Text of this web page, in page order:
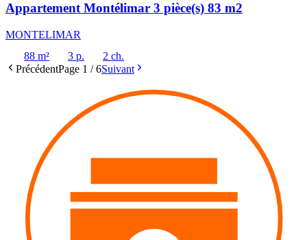
Appartement Montélimar 3 pièce(s) 83 m2
MONTELIMAR
88 m²
3 p.
2 ch.
PrécédentPage 1 /6Suivant